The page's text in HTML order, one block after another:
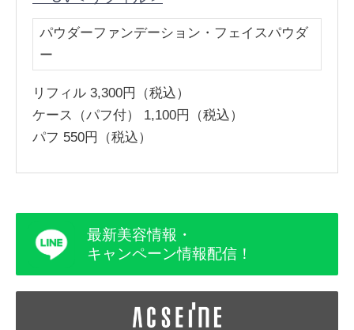
パウダーファンデーション・フェイスパウダ
ー
リフィル 3,300円（税込）
ケース（パフ付） 1,100円（税込）
パフ 550円（税込）
最新美容情報・
キャンペーン情報配信！